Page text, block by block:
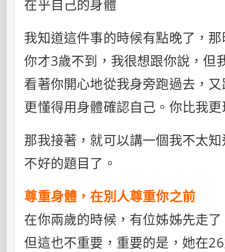
我知道這件事的時候有點晚了，
你才3歲不到，我很想跟你說，但
看著你開心地從我身旁跑過去，
更懂得用身體確認自己。你比我
那我接著，就可以講一個我不太
不好的題目了。
尊重身體，在別人尊重你之前
在你兩歲的時候，有位姊姊先走
但這也不重要，重要的是，她在